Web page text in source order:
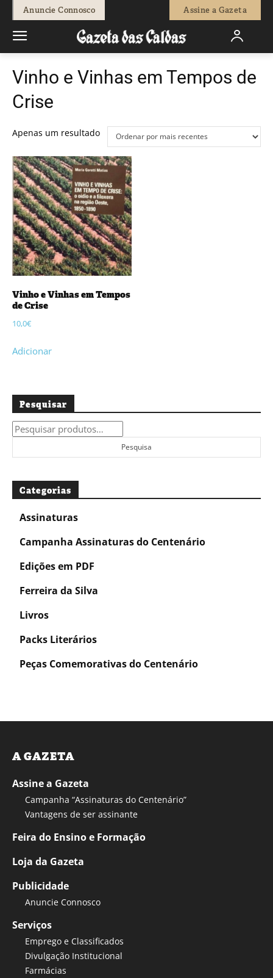
Anuncie Connosco Assine a Gazeta
Vinho e Vinhas em Tempos de
Crise
Apenas um resultado
Vinho e Vinhas em Tempos
de Crise
10,0€
Adicionar
Pesquisar
Pesquisar
por:
Pesquisa
Categorias
Assinaturas
Campanha Assinaturas do Centenário
Edições em PDF
Ferreira da Silva
Livros
Packs Literários
Peças Comemorativas do Centenário
A GAZETA
Assine a Gazeta
Campanha “Assinaturas do Centenário”
Vantagens de ser assinante
Feira do Ensino e Formação
Loja da Gazeta
Publicidade
Anuncie Connosco
Serviços
Emprego e Classificados
Divulgação Institucional
Farmácias